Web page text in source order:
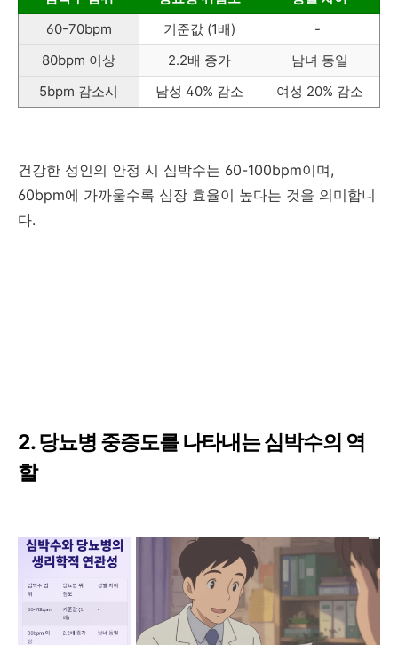
60-70bpm
기준값 (1배)
-
80bpm 이상
2.2배 증가
남녀 동일
5bpm 감소시
남성 40% 감소 여성 20% 감소
건강한 성인의 안정 시 심박수는 60-100bpm이며,
60bpm에 가까울수록 심장 효율이 높다는 것을 의미합니
다.
2. 당뇨병 중증도를 나타내는 심박수의 역
할